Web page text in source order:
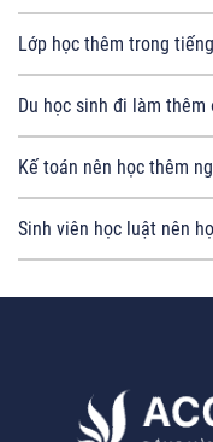
Lớp học thêm trong
Du học sinh đi làm
Kế toán nên học thêm
Sinh viên học luật nên